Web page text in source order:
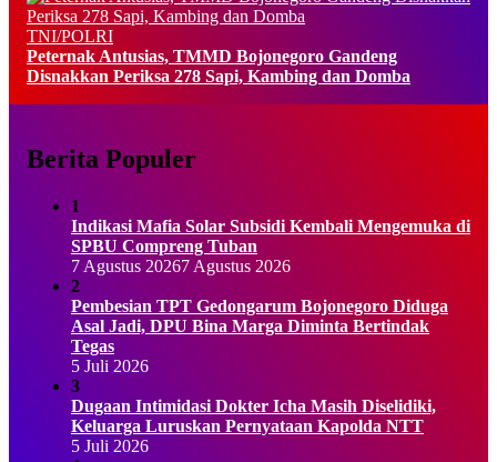
TNI/POLRI
Peternak Antusias, TMMD Bojonegoro Gandeng
Disnakkan Periksa 278 Sapi, Kambing dan Domba
Berita Populer
1
Indikasi Mafia Solar Subsidi Kembali Mengemuka di
SPBU Compreng Tuban
7 Agustus 20267 Agustus 2026
2
Pembesian TPT Gedongarum Bojonegoro Diduga
Asal Jadi, DPU Bina Marga Diminta Bertindak
Tegas
5 Juli 2026
3
Dugaan Intimidasi Dokter Icha Masih Diselidiki,
Keluarga Luruskan Pernyataan Kapolda NTT
5 Juli 2026